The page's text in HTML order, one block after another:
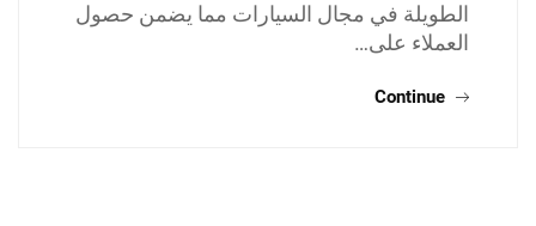
الطويلة في مجال السيارات مما يضمن حصول
العملاء على…
Continue